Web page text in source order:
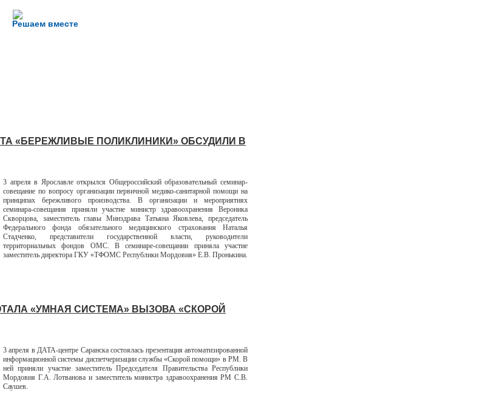
Решаем вместе
«БЕРЕЖЛИВЫЕ ПОЛИКЛИНИКИ» ОБСУДИЛИ В
3 апреля в Ярославле открылся Общероссийский образовательный семинар-
совещание по вопросу организации первичной медико-санитарной помощи на
принципах бережливого производства. В организации и мероприятиях
семинара-совещания приняли участие министр здравоохранения Вероника
Скворцова, заместитель главы Минздрава Татьяна Яковлева, председатель
Федерального фонда обязательного медицинского страхования Наталья
Стадченко, представители государственной власти, руководители
территориальных фондов ОМС. В семинаре-совещании приняла участие
заместитель директора ГКУ «ТФОМС Республики Мордовия» Е.В. Пронькина.
«УМНАЯ СИСТЕМА» ВЫЗОВА «СКОРОЙ
3 апреля в ДАТА-центре Саранска состоялась презентация автоматизированной
информационной системы диспетчеризации службы «Скорой помощи» в РМ. В
ней приняли участие заместитель Председателя Правительства Республики
Мордовия Г.А. Лотванова и заместитель министра здравоохранения РМ С.В.
Саушев.